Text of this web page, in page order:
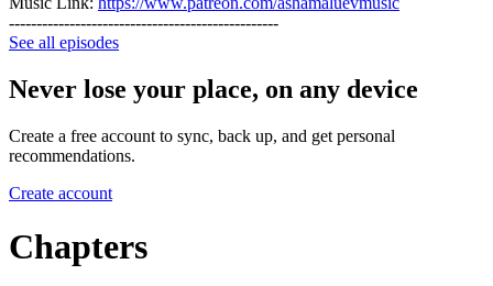
-------------------------------------------------
See all episodes
Never lose your place, on any device
Create a free account to sync, back up, and get personal
recommendations.
Create account
Chapters